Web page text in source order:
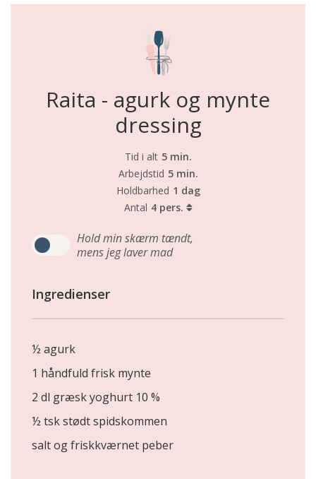
Raita - agurk og mynte
dressing
Tid i alt 5 min.
Arbejdstid 5 min.
Holdbarhed 1 dag
Antal 4 pers.
Hold min skærm tændt,
mens jeg laver mad
Ingredienser
½ agurk
1 håndfuld frisk mynte
2 dl græsk yoghurt 10 %
½ tsk stødt spidskommen
salt og friskkværnet peber